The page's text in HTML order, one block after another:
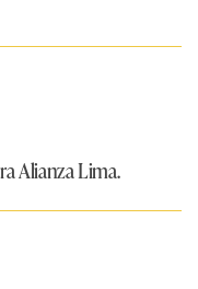
Alianza Lima.